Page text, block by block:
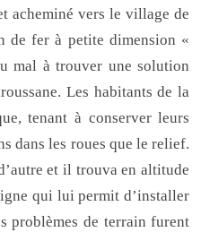
acheminé vers le village de
de fer à petite dimension «
mal à trouver une solution
Les habitants de la
tenant à conserver leurs
dans les roues que le relief.
et il trouva en altitude
qui lui permit d’installer
problèmes de terrain furent